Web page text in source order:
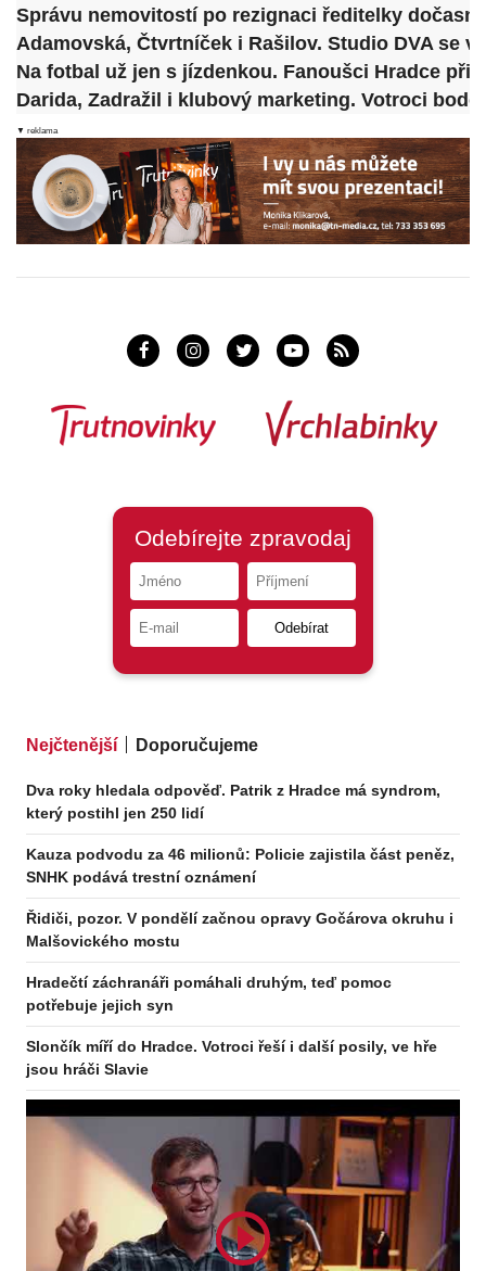
Správu nemovitostí po rezignaci ředitelky
Adamovská, Čtvrtníček i Rašilov. Studio DVA se
Na fotbal už jen s jízdenkou. Fanoušci Hradce
Darida, Zadražil i klubový marketing. Votroci
▼ reklama
Nejčtenější Doporučujeme
Dva roky hledala odpověď. Patrik z Hradce má syndrom,
který postihl jen 250 lidí
Kauza podvodu za 46 milionů: Policie zajistila část peněz,
SNHK podává trestní oznámení
Řidiči, pozor. V pondělí začnou opravy Gočárova okruhu i
Malšovického mostu
Hradečtí záchranáři pomáhali druhým, teď pomoc
potřebuje jejich syn
Slončík míří do Hradce. Votroci řeší i další posily, ve hře
jsou hráči Slavie
Odebírejte zpravodaj